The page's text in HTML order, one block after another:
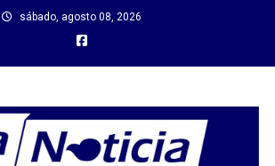
sábado, agosto 08, 2026